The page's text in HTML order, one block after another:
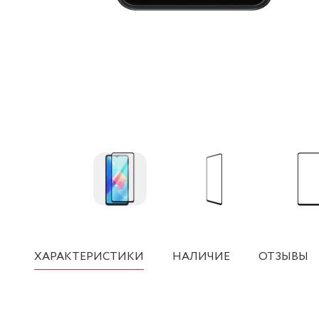
ХАРАКТЕРИСТИКИ НАЛИЧИЕ ОТЗЫВЫ